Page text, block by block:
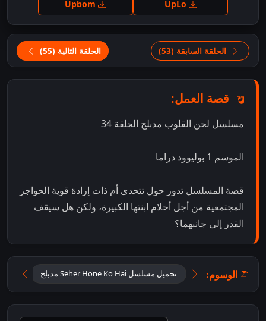
الحلقة السابقة (53) الحلقة التالية (55)
قصة العمل:
مسلسل لحن القلوب مدبلج الحلقة 34
الموسم 1 بوليوود دراما
قصة المسلسل تدور حول تتحدى أم ذات إرادة قوية الحواجز
المجتمعية من أجل أحلام ابنتها الكبيرة، ولكن هل سيقف
القدر إلى جانبهما؟
الوسوم: تحميل مسلسل Seher Hone Ko Hai مدبلج